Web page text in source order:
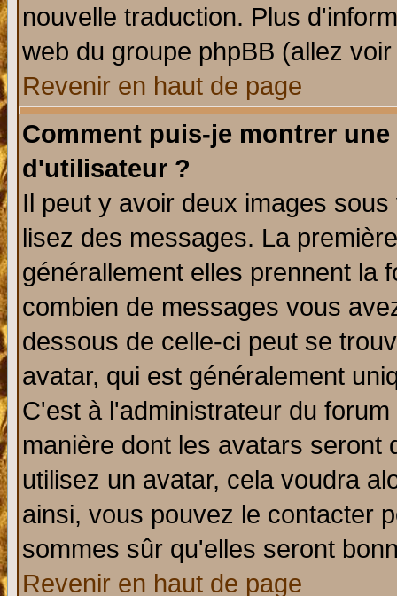
nouvelle traduction. Plus
web du groupe phpBB (allez
Revenir en haut de page
Comment puis-je montrer
d'utilisateur ?
Il peut y avoir deux images
lisez des messages. La
générallement elles prennent la
combien de messages vous
dessous de celle-ci peut se
avatar, qui est généralement
C'est à l'administrateur du
manière dont les avatars seront
utilisez un avatar, cela voudra
ainsi, vous pouvez le contacter
sommes sûr qu'elles seront
Revenir en haut de page